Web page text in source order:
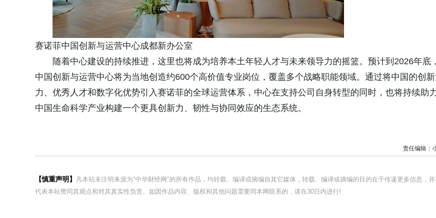
赛诺菲中国创新与运营中心成都新办公室
随着中心建设的持续推进，这里也将成为培养本土年轻人才与未来领导力的摇篮。预计到2026年底，
中国创新与运营中心将为当地创造约600个高价值专业岗位，覆盖多个战略职能领域。通过将中国的创
力、优秀人才和数字化优势引入赛诺菲的全球运营体系，中心在支持公司自身转型的同时，也将持续助
中国生命科学产业构建一个更具创新力、韧性与协同效应的生态系统。
责任编辑：
【慎重声明】
凡本站未注明来源为"中华财经网"的所有作品，均转载、编译或摘编自其它媒体，转载、编译或摘编的目的在于传递更多信息，并
代表本站赞同其观点和对其真实性负责。如因作品内容、版权和其他问题需要同本网联系的，请在30日内进行!